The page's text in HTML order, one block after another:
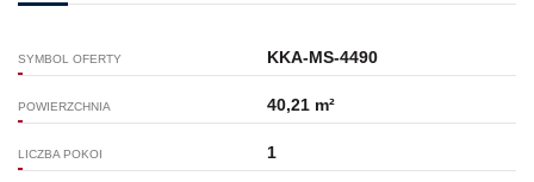
SYMBOL OFERTY KKA-MS-4490
POWIERZCHNIA 40,21 m²
LICZBA POKOI 1